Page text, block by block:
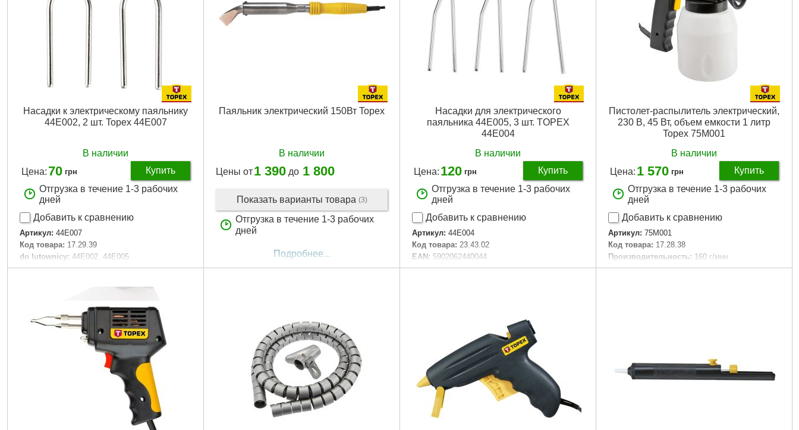
Насадки к электрическому паяльнику
44E002, 2 шт. Topex 44E007
В наличии
Цена: 70 грн
Купить
Отгрузка в течение 1-3 рабочих
дней
Добавить к сравнению
Артикул: 44E007
Код товара: 17.29.39
do lutownicy: 44E002, 44E005
N: 2
Подробнее...
Паяльник электрический 150Вт Topex
В наличии
Цены от1 390 до 1 800
Показать варианты товара (3)
Отгрузка в течение 1-3 рабочих
дней
Подробнее...
Насадки для электрического
паяльника 44E005, 3 шт. TOPEX
44E004
В наличии
Цена: 120 грн
Купить
Отгрузка в течение 1-3 рабочих
дней
Добавить к сравнению
Артикул: 44E004
Код товара: 23.43.02
EAN: 5902062440044
Материал упаковки: полиэтиленовый пакет с
Подробнее...
Пистолет-распылитель электрический,
230 В, 45 Вт, объем емкости 1 литр
Topex 75M001
В наличии
Цена: 1 570 грн
Купить
Отгрузка в течение 1-3 рабочих
дней
Добавить к сравнению
Артикул: 75M001
Код товара: 17.28.38
Производительность: 160 г/мин
Габариты упаковки: 250x240x130 мм